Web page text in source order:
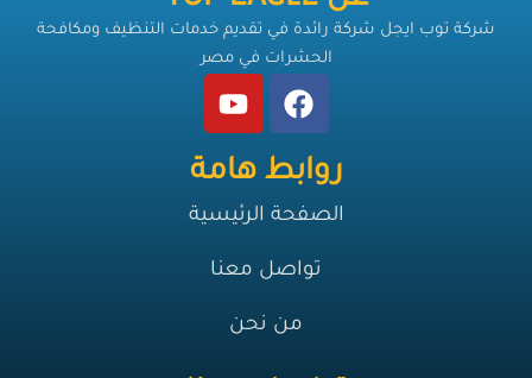
روابط هامة
الصفحة الرئيسية
تواصل معنا
من نحن
شركة توب ايجل شركة رائدة في تقديم خدمات التنظيف ومكافحة
الحشرات في مصر